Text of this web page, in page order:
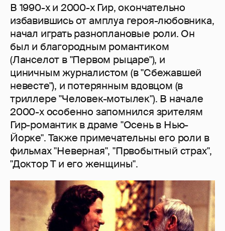
В 1990-х и 2000-х Гир, окончательно
избавившись от амплуа героя-любовника,
начал играть разноплановые роли. Он
был и благородным романтиком
(Ланселот в "Первом рыцаре"), и
циничным журналистом (в "Сбежавшей
невесте"), и потерянным вдовцом (в
триллере "Человек-мотылек"). В начале
2000-х особенно запомнился зрителям
Гир-романтик в драме "Осень в Нью-
Йорке". Также примечательны его роли в
фильмах "Неверная", "Првобытный страх",
"Доктор Т и его женщины".